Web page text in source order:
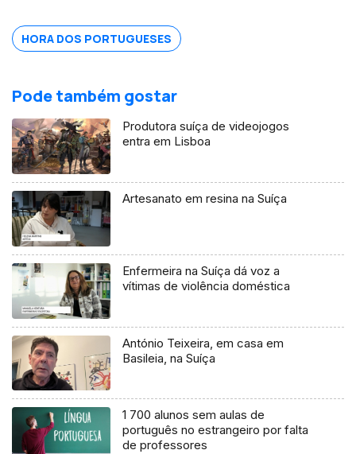
HORA DOS PORTUGUESES
Pode também gostar
Produtora suíça de videojogos
entra em Lisboa
Artesanato em resina na Suíça
Enfermeira na Suíça dá voz a
vítimas de violência doméstica
António Teixeira, em casa em
Basileia, na Suíça
1 700 alunos sem aulas de
português no estrangeiro por falta
de professores